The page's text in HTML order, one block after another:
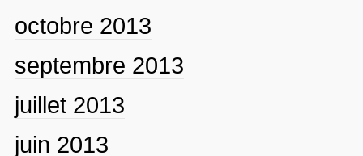
octobre 2013
septembre 2013
juillet 2013
juin 2013